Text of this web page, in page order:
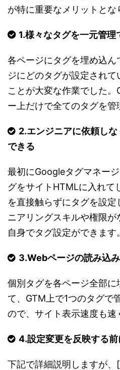
が特に重要なメリットとな
1.様々なタグを一元管理
各ページにタグを埋め込
ジにどのタグが設定され
ことが大変な作業でした
ー上だけで全てのタグを管
2.エンジニアに依頼し
できる
最初にGoogleタグマネー
グをサイトHTMLに入れて
を直接触らずにタグを設
ニアリングスキルや権限
自身でタグ設定ができます。
3.Webページの読み込
個別タグを各ページ全部に
て、GTM上で1つのタグで
ので、サイト表示速度も速
4.設定変更を反映する
下記で詳細説明しますが